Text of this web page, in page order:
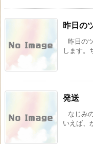
昨日の
昨日の
します。
発送
なじみ
いえば、